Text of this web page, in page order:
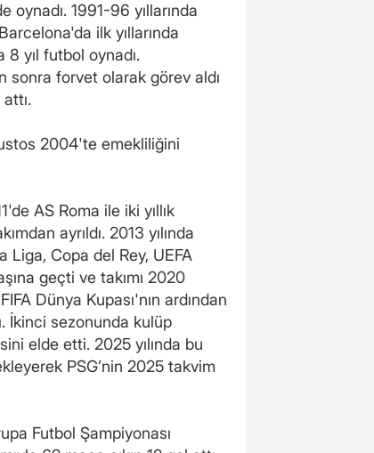
1991-96 yıllarında
ilk yıllarında
yıl futbol oynadı.
forvet olarak görev aldı
2004'te emekliliğini
AS Roma ile iki yıllık
ayrıldı. 2013 yılında
Liga, Copa del Rey, UEFA
geçti ve takımı 2020
Dünya Kupası'nın ardından
İkinci sezonunda kulüp
elde etti. 2025 yılında bu
PSG’nin 2025 takvim
Futbol Şampiyonası